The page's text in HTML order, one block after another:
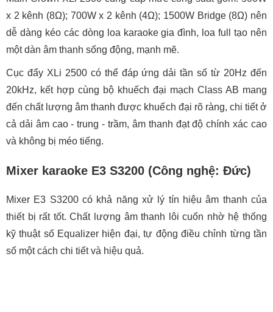
x 2 kênh (8Ω); 700W x 2 kênh (4Ω); 1500W Bridge (8Ω) nên
dễ dàng kéo các dòng loa karaoke gia đình, loa full tạo nên
một dàn âm thanh sống động, mạnh mẽ.
Cục đẩy XLi 2500 có thể đáp ứng dải tần số từ 20Hz đến
20kHz, kết hợp cùng bộ khuếch đại mạch Class AB mang
đến chất lượng âm thanh được khuếch đại rõ ràng, chi tiết ở
cả dải âm cao - trung - trầm, âm thanh đạt độ chính xác cao
và không bị méo tiếng.
Mixer karaoke E3 S3200 (Công nghệ: Đức)
Mixer E3 S3200 có khả năng xử lý tín hiệu âm thanh của
thiết bị rất tốt. Chất lượng âm thanh lôi cuốn nhờ hệ thống
kỹ thuật số Equalizer hiện đại, tự động điều chỉnh từng tần
số một cách chi tiết và hiệu quả.